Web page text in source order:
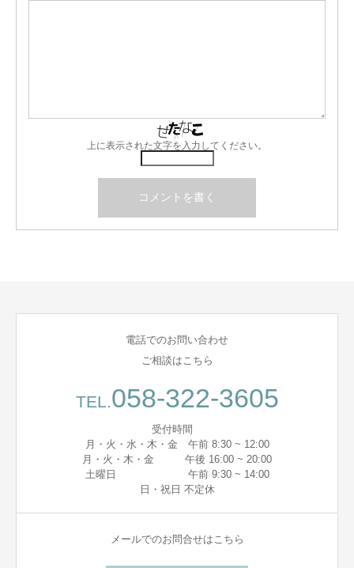
上に表示された文字を入力してください。
電話でのお問い合わせ
ご相談はこちら
TEL.058-322-3605
受付時間
月・火・水・木・金 午前 8:30 ~ 12:00
月・火・木・金 午後 16:00 ~ 20:00
土曜日 午前 9:30 ~ 14:00
日・祝日 不定休
メールでのお問合せはこちら